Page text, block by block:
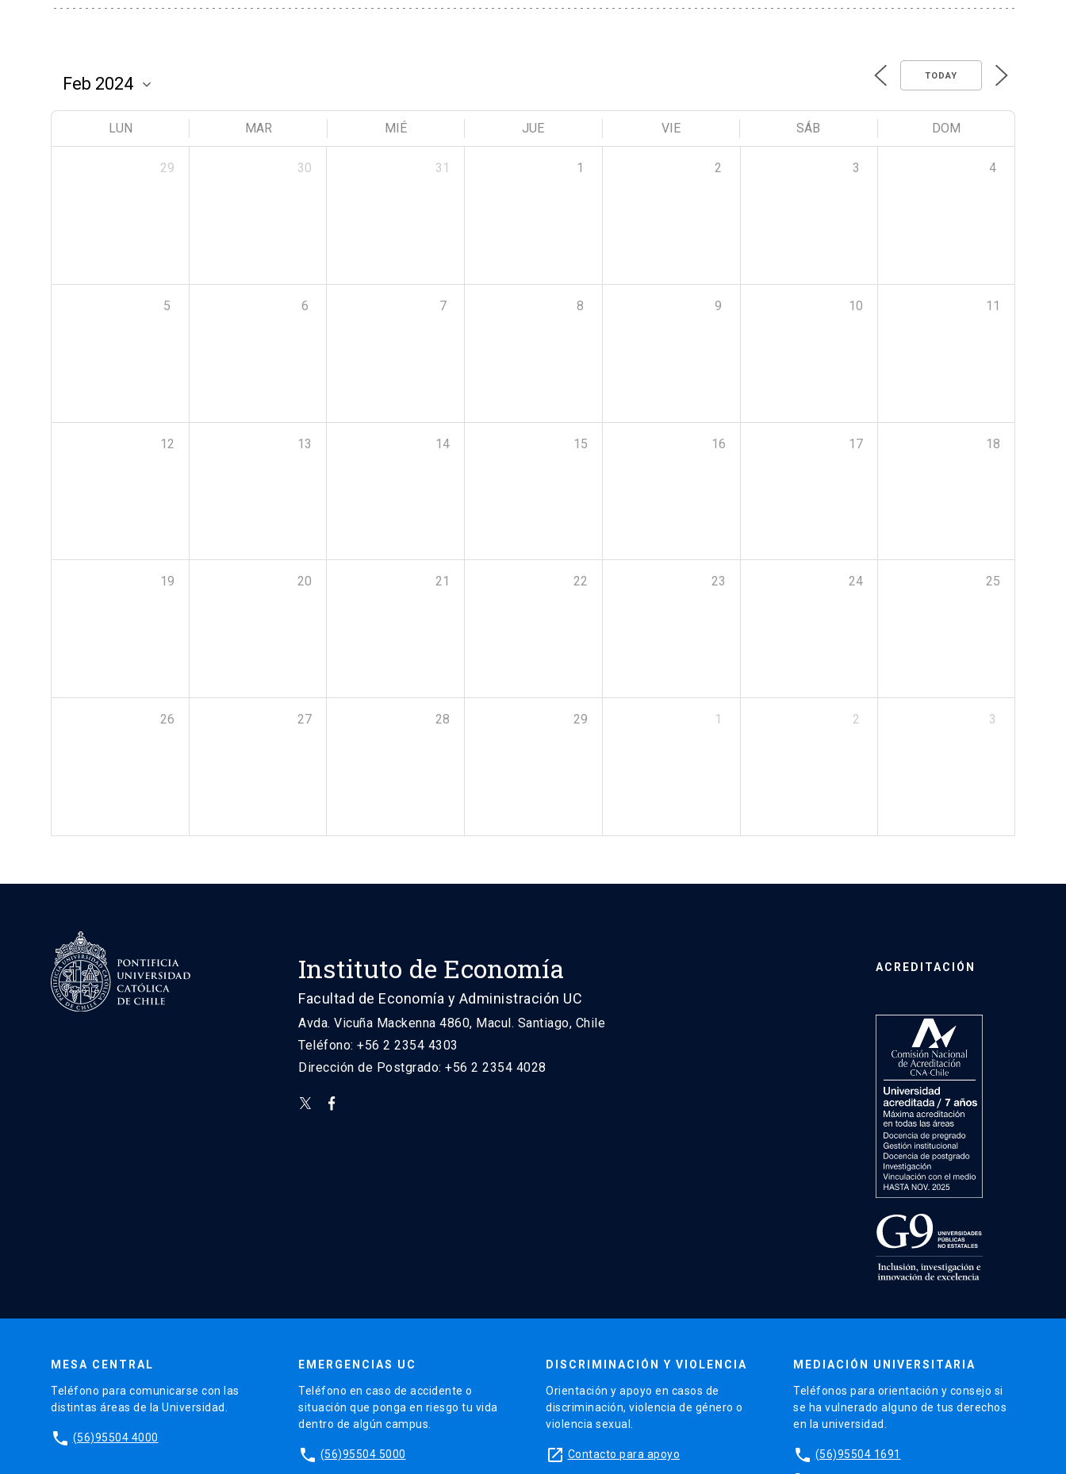
TODAY
LUN MAR MIÉ JUE VIE SÁB DOM
29 30 31 1 2 3 4
5 6 7 8 9 10 11
12 13 14 15 16 17 18
19 20 21 22 23 24 25
26 27 28 29 1 2 3
Instituto de Economía
Facultad de Economía y Administración UC
Avda. Vicuña Mackenna 4860, Macul. Santiago, Chile
Teléfono: +56 2 2354 4303
Dirección de Postgrado: +56 2 2354 4028
ACREDITACIÓN
MESA CENTRAL
Teléfono para comunicarse con las
distintas áreas de la Universidad.
phone (56)95504 4000
EMERGENCIAS UC
Teléfono en caso de accidente o
situación que ponga en riesgo tu vida
dentro de algún campus.
phone (56)95504 5000
DISCRIMINACIÓN Y VIOLENCIA
Orientación y apoyo en casos de
discriminación, violencia de género o
violencia sexual.
launch Contacto para apoyo
MEDIACIÓN UNIVERSITARIA
Teléfonos para orientación y consejo si
se ha vulnerado alguno de tus derechos
en la universidad.
phone (56)95504 1691